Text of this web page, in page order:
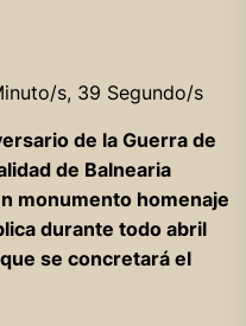
s, 39 Segundo/s
de la Guerra de
de Balnearia
monumento homenaje
durante todo abril
se concretará el